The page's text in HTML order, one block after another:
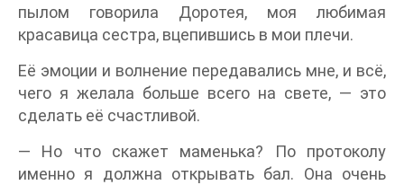
пылом говорила Доротея, моя любимая
красавица сестра, вцепившись в мои плечи.
Её эмоции и волнение передавались мне, и всё,
чего я желала больше всего на свете, — это
сделать её счастливой.
— Но что скажет маменька? По протоколу
именно я должна открывать бал. Она очень